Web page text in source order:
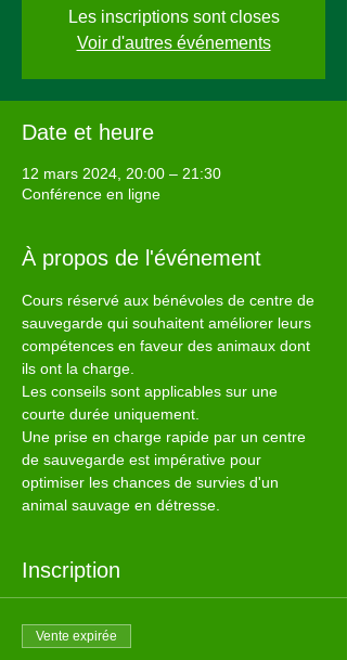
Les inscriptions sont closes
Voir d'autres événements
Date et heure
12 mars 2024, 20:00 – 21:30
Conférence en ligne
À propos de l'événement
Cours réservé aux bénévoles de centre de
sauvegarde qui souhaitent améliorer leurs
compétences en faveur des animaux dont
ils ont la charge.
Les conseils sont applicables sur une
courte durée uniquement.
Une prise en charge rapide par un centre
de sauvegarde est impérative pour
optimiser les chances de survies d'un
animal sauvage en détresse.
Inscription
Vente expirée